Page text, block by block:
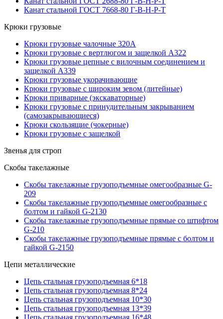
Канат стальной ГОСТ 7668-80 Г-В-Н-Р-Т
Крюки грузовые
Крюки грузовые чалочные 320А
Крюки грузовые с вертлюгом и защелкой А322
Крюки грузовые цепные с вилочным соединением и
защелкой А339
Крюки грузовые укорачивающие
Крюки грузовые с широким зевом (литейные)
Крюки приварные (экскаваторные)
Крюки грузовые с принудительным закрыванием
(самозакрывающиеся)
Крюки скользящие (чокерные)
Крюки грузовые с защелкой
Звенья для строп
Скобы такелажные
Скобы такелажные грузоподъемные омегообразные G-
209
Скобы такелажные грузоподъемные омегообразные с
болтом и гайкой G-2130
Скобы такелажные грузоподъемные прямые со штифтом
G-210
Скобы такелажные грузоподъемные прямые с болтом и
гайкой G-2150
Цепи металлические
Цепь стальная грузоподъемная 6*18
Цепь стальная грузоподъемная 8*24
Цепь стальная грузоподъемная 10*30
Цепь стальная грузоподъемная 13*39
Цепь стальная грузоподъемная 16*48